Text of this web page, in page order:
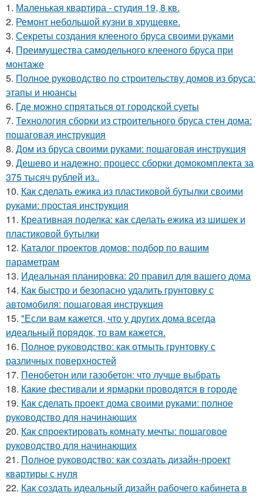
1. Маленькая квартира - студия 19, 8 кв.
2. Ремонт небольшой кузни в хрущевке.
3. Секреты создания клееного бруса своими руками
4. Преимущества самодельного клееного бруса при
монтаже
5. Полное руководство по строительству домов из бруса:
этапы и нюансы
6. Где можно спрятаться от городской суеты
7. Технология сборки из строительного бруса стен дома:
пошаговая инструкция
8. Дом из бруса своими руками: пошаговая инструкция
9. Дешево и надежно: процесс сборки домокомплекта за
375 тысяч рублей из..
10. Как сделать ежика из пластиковой бутылки своими
руками: простая инструкция
11. Креативная поделка: как сделать ежика из шишек и
пластиковой бутылки
12. Каталог проектов домов: подбор по вашим
параметрам
13. Идеальная планировка: 20 правил для вашего дома
14. Как быстро и безопасно удалить грунтовку с
автомобиля: пошаговая инструкция
15. "Если вам кажется, что у других дома всегда
идеальный порядок, то вам кажется.
16. Полное руководство: как отмыть грунтовку с
различных поверхностей
17. Пенобетон или газобетон: что лучше выбрать
18. Какие фестивали и ярмарки проводятся в городе
19. Как сделать проект дома своими руками: полное
руководство для начинающих
20. Как спроектировать комнату мечты: пошаговое
руководство для начинающих
21. Полное руководство: как создать дизайн-проект
квартиры с нуля
22. Как создать идеальный дизайн рабочего кабинета в